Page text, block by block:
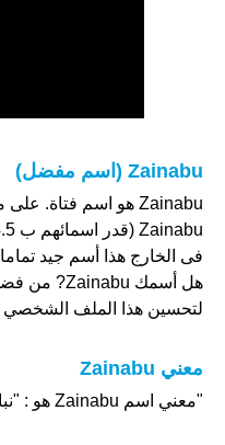
Zainabu (اسم مفضل)
فى الخارج هذا أسم جيد تماما
هل أسمك Zainabu? من فضلك اجب على
لتحسين هذا الملف الشخصي
معني Zainabu
"معني اسم Zainabu هو : "نبات عبق